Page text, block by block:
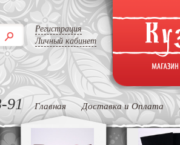
Регистрация
Личный кабинет
91 Главная Доставка и Оплата